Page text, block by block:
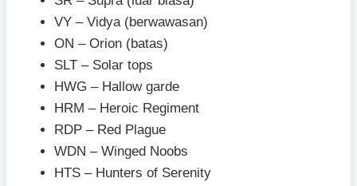
VY – Vidya (berwawasan)
ON – Orion (batas)
SLT – Solar tops
HWG – Hallow garde
HRM – Heroic Regiment
RDP – Red Plague
WDN – Winged Noobs
HTS – Hunters of Serenity